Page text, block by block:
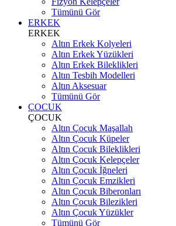
Tümünü Gör
ERKEK
ERKEK
Altın Erkek Kolyeleri
Altın Erkek Yüzükleri
Altın Erkek Bileklikleri
Altın Tesbih Modelleri
Altın Aksesuar
Tümünü Gör
ÇOCUK
ÇOCUK
Altın Çocuk Maşallah
Altın Çocuk Küpeler
Altın Çocuk Bileklikleri
Altın Çocuk Kelepçeler
Altın Çocuk İğneleri
Altın Çocuk Emzikleri
Altın Çocuk Biberonları
Altın Çocuk Bilezikleri
Altın Çocuk Yüzükler
Tümünü Gör